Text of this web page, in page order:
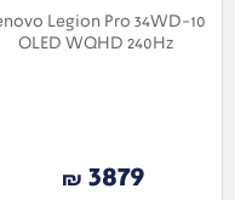
Legion Pro 34WD-10
OLED WQHD 240Hz
3879
₪